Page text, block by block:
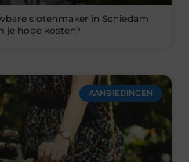
slotenmaker in Schiedam
je hoge kosten?
AANBIEDINGEN